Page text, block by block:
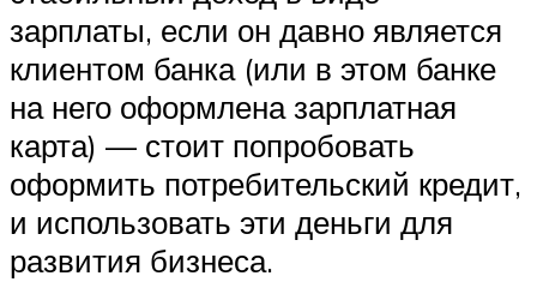
зарплаты, если он давно является
клиентом банка (или в этом банке
на него оформлена зарплатная
карта) — стоит попробовать
оформить потребительский кредит,
и использовать эти деньги для
развития бизнеса.